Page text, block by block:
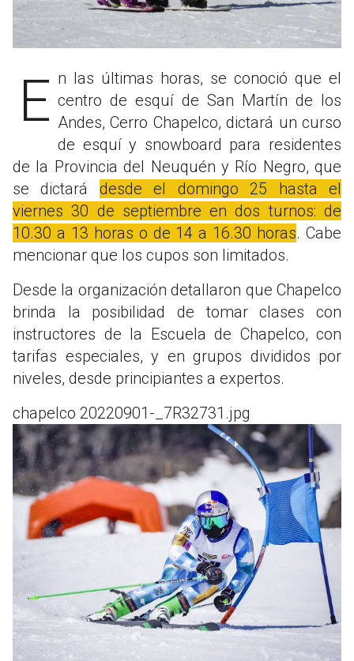
En las últimas horas, se conoció que el centro de esquí de San Martín de los
Andes, Cerro Chapelco, dictará un curso
de esquí y snowboard para residentes
de la Provincia del Neuquén y Río Negro, que
se dictará desde el domingo 25 hasta el
viernes 30 de septiembre en dos turnos: de
10.30 a 13 horas o de 14 a 16.30 horas. Cabe
mencionar que los cupos son limitados.
Desde la organización detallaron que Chapelco
brinda la posibilidad de tomar clases con
instructores de la Escuela de Chapelco, con
tarifas especiales, y en grupos divididos por
niveles, desde principiantes a expertos.
chapelco 20220901-_7R32731.jpg